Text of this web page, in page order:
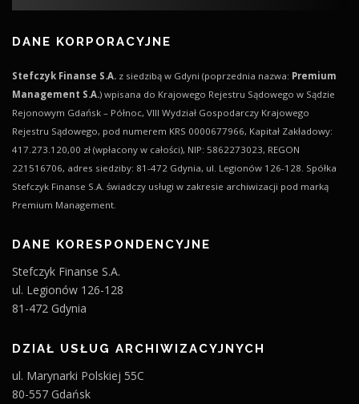
DANE KORPORACYJNE
Stefczyk Finanse S.A. z siedzibą w Gdyni (poprzednia nazwa: Premium
Management S.A.) wpisana do Krajowego Rejestru Sądowego w Sądzie
Rejonowym Gdańsk – Północ, VIII Wydział Gospodarczy Krajowego
Rejestru Sądowego, pod numerem KRS 0000677966, Kapitał Zakładowy:
417.273.120,00 zł (wpłacony w całości), NIP: 5862273023, REGON
221516706, adres siedziby: 81-472 Gdynia, ul. Legionów 126-128. Spółka
Stefczyk Finanse S.A. świadczy usługi w zakresie archiwizacji pod marką
Premium Management.
DANE KORESPONDENCYJNE
Stefczyk Finanse S.A.
ul. Legionów 126-128
81-472 Gdynia
DZIAŁ USŁUG ARCHIWIZACYJNYCH
ul. Marynarki Polskiej 55C
80-557 Gdańsk